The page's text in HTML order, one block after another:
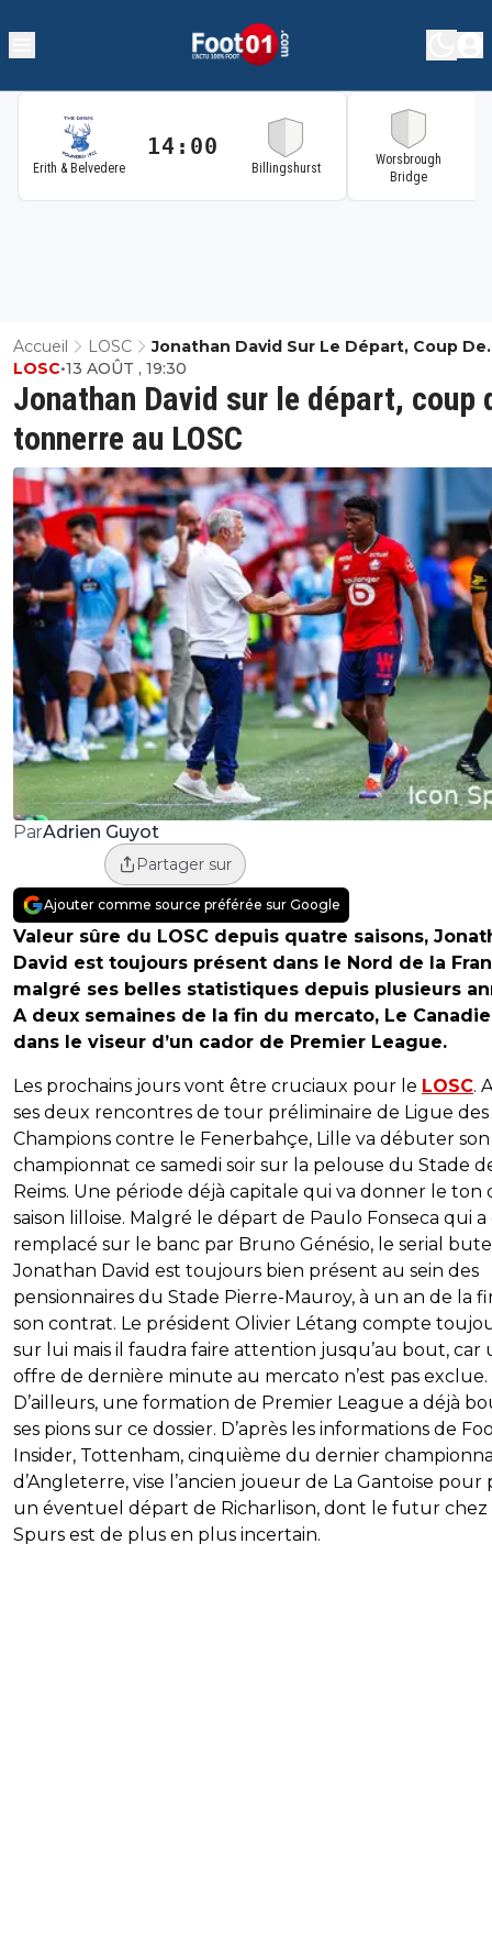
Erith & Belvedere
14:00
Billingshurst
Worsbrough
Bridge
Accueil LOSC
Jonathan David Sur Le Départ, Coup De
Tonnerre Au LOSC
Jonathan David sur le départ, coup
tonnerre au LOSC
LOSC•13 AOÛT , 19:30
ParAdrien Guyot
Partager sur
Ajouter comme source préférée sur Google
Valeur sûre du LOSC depuis quatre saisons,
David est toujours présent dans le Nord de la
malgré ses belles statistiques depuis plusieurs
A deux semaines de la fin du mercato, Le
dans le viseur d’un cador de Premier League.
Les prochains jours vont être cruciaux pour le LOSC.
ses deux rencontres de tour préliminaire de Ligue des
Champions contre le Fenerbahçe, Lille va débuter son
championnat ce samedi soir sur la pelouse du Stade
Reims. Une période déjà capitale qui va donner le ton
saison lilloise. Malgré le départ de Paulo Fonseca qui
remplacé sur le banc par Bruno Génésio, le serial
Jonathan David est toujours bien présent au sein des
pensionnaires du Stade Pierre-Mauroy, à un an de la
son contrat. Le président Olivier Létang compte
sur lui mais il faudra faire attention jusqu’au bout, car
offre de dernière minute au mercato n’est pas exclue.
D’ailleurs, une formation de Premier League a déjà
ses pions sur ce dossier. D’après les informations de
Insider, Tottenham, cinquième du dernier
d’Angleterre, vise l’ancien joueur de La Gantoise pour
un éventuel départ de Richarlison, dont le futur chez
Spurs est de plus en plus incertain.